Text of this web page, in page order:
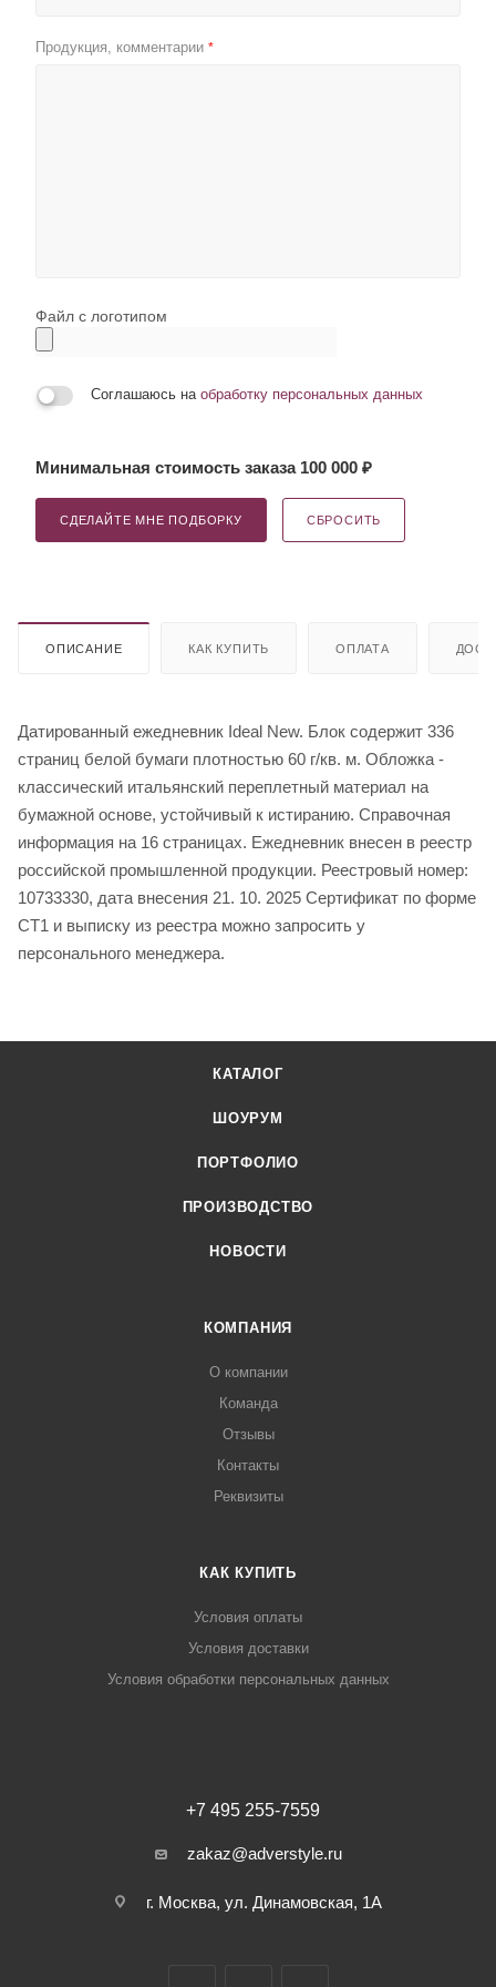
Продукция, комментарии *
Файл с логотипом
Соглашаюсь на обработку персональных данных
Минимальная стоимость заказа 100 000 ₽
СДЕЛАЙТЕ МНЕ ПОДБОРКУ СБРОСИТЬ
ОПИСАНИЕ КАК КУПИТЬ ОПЛАТА
Датированный ежедневник Ideal New. Блок содержит 336
страниц белой бумаги плотностью 60 г/кв. м. Обложка -
классический итальянский переплетный материал на
бумажной основе, устойчивый к истиранию. Справочная
информация на 16 страницах. Ежедневник внесен в реестр
российской промышленной продукции. Реестровый номер:
10733330, дата внесения 21. 10. 2025 Сертификат по форме
СТ1 и выписку из реестра можно запросить у
персонального менеджера.
КАТАЛОГ
ШОУРУМ
ПОРТФОЛИО
ПРОИЗВОДСТВО
НОВОСТИ
КОМПАНИЯ
О компании
Команда
Отзывы
Контакты
Реквизиты
КАК КУПИТЬ
Условия оплаты
Условия доставки
Условия обработки персональных данных
+7 495 255-7559
zakaz@adverstyle.ru
г. Москва, ул. Динамовская, 1А